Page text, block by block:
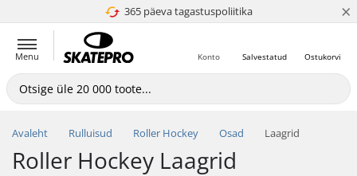
365 päeva tagastuspoliitika
4.8 paljaks 5 ×
Menu Ostukorvi
Salvestatud
Konto
Avaleht Rulluisud Roller Hockey Osad Laagrid
Roller Hockey Laagrid